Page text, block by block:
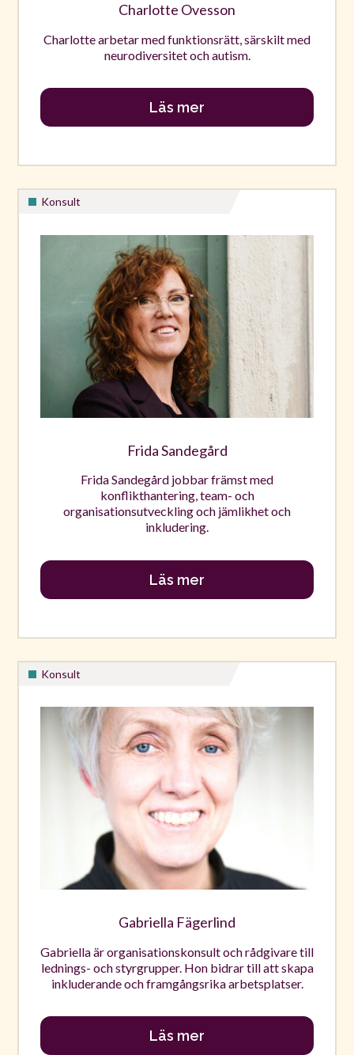
Charlotte Ovesson
Charlotte arbetar med funktionsrätt, särskilt med
neurodiversitet och autism.
Läs mer
Konsult
Frida Sandegård
Frida Sandegård jobbar främst med
konflikthantering, team- och
organisationsutveckling och jämlikhet och
inkludering.
Läs mer
Konsult
Gabriella Fägerlind
Gabriella är organisationskonsult och rådgivare till
lednings- och styrgrupper. Hon bidrar till att skapa
inkluderande och framgångsrika arbetsplatser.
Läs mer